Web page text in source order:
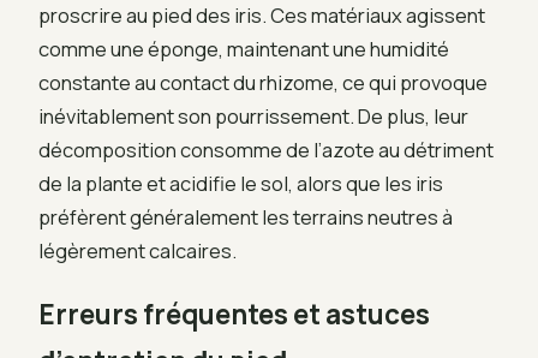
proscrire au pied des iris. Ces matériaux agissent
comme une éponge, maintenant une humidité
constante au contact du rhizome, ce qui provoque
inévitablement son pourrissement. De plus, leur
décomposition consomme de l’azote au détriment
de la plante et acidifie le sol, alors que les iris
préfèrent généralement les terrains neutres à
légèrement calcaires.
Erreurs fréquentes et astuces